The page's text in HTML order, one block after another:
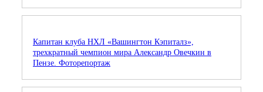
Капитан клуба НХЛ «Вашингтон Кэпиталз»,
трехкратный чемпион мира Александр Овечкин в
Пензе. Фоторепортаж